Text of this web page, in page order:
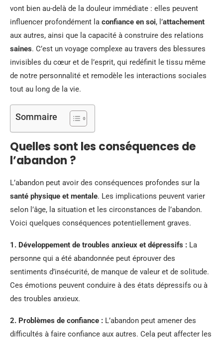
vont bien au-delà de la douleur immédiate : elles peuvent
influencer profondément la confiance en soi, l’attachement
aux autres, ainsi que la capacité à construire des relations
saines. C’est un voyage complexe au travers des blessures
invisibles du cœur et de l’esprit, qui redéfinit le tissu même
de notre personnalité et remodèle les interactions sociales
tout au long de la vie.
Sommaire
Quelles sont les conséquences de
l’abandon ?
L’abandon peut avoir des conséquences profondes sur la
santé physique et mentale. Les implications peuvent varier
selon l’âge, la situation et les circonstances de l’abandon.
Voici quelques conséquences potentiellement graves.
1. Développement de troubles anxieux et dépressifs : La
personne qui a été abandonnée peut éprouver des
sentiments d’insécurité, de manque de valeur et de solitude.
Ces émotions peuvent conduire à des états dépressifs ou à
des troubles anxieux.
2. Problèmes de confiance : L’abandon peut amener des
difficultés à faire confiance aux autres. Cela peut affecter les